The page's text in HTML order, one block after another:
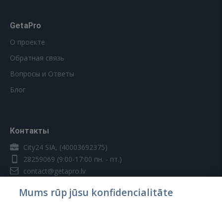
GetaPro
О проекте
Обратная связь
Вопросы и Ответы
Блог
Контакты
City24 SIA, (40003692375)
28259069 (9:00-17:00 пн. - пт.)
contact@getapro.lv
Mums rūp jūsu konfidencialitāte